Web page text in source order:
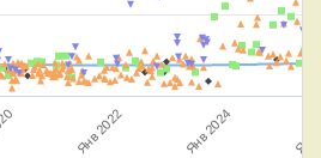
Янв 2022 Янв 2024